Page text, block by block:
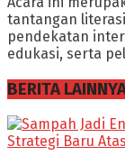
tantangan
pendekatan
edukasi, serta
BERITA